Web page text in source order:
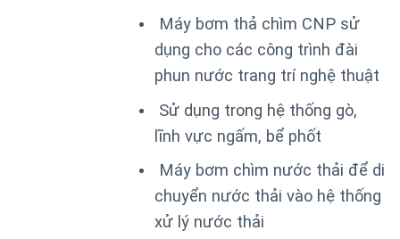
Máy bơm thả chìm CNP sử
dụng cho các công trình đài
phun nước trang trí nghệ thuật
Sử dụng trong hệ thống gò,
lĩnh vực ngấm, bể phốt
Máy bơm chìm nước thải để di
chuyển nước thải vào hệ thống
xử lý nước thải